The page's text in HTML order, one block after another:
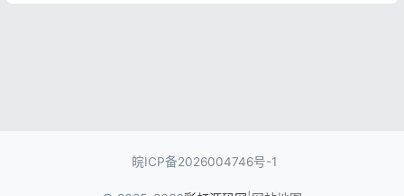
皖ICP备2026004746号-1